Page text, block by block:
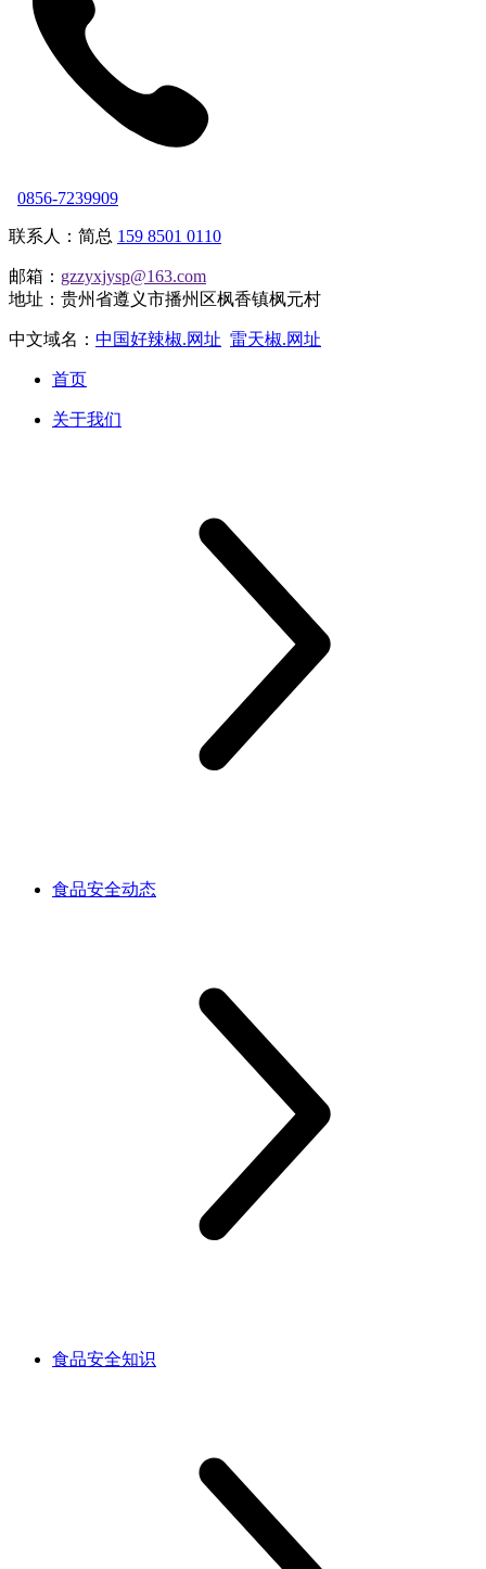
0856-7239909
联系人：简总 159 8501 0110
邮箱： gzzyxjysp@163.com
地址：贵州省遵义市播州区枫香镇枫元村
中文域名： 中国好辣椒.网址 雷天椒.网址
首页
关于我们
食品安全动态
食品安全知识